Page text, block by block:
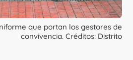
que portan los gestores de
convivencia. Créditos: Distrito